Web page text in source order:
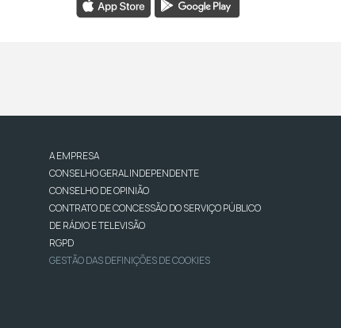
A EMPRESA
CONSELHO GERAL INDEPENDENTE
CONSELHO DE OPINIÃO
CONTRATO DE CONCESSÃO DO SERVIÇO PÚBLICO
DE RÁDIO E TELEVISÃO
RGPD
GESTÃO DAS DEFINIÇÕES DE COOKIES